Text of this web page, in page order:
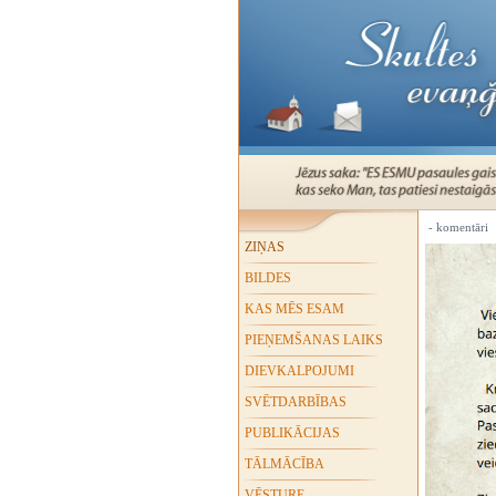
ZIŅAS
BILDES
KAS MĒS ESAM
PIEŅEMŠANAS LAIKS
DIEVKALPOJUMI
SVĒTDARBĪBAS
PUBLIKĀCIJAS
TĀLMĀCĪBA
- komentāri